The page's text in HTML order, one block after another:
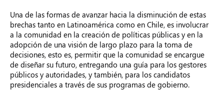
Una de las formas de avanzar hacia la disminución de estas
brechas tanto en Latinoamérica como en Chile, es involucrar
a la comunidad en la creación de políticas públicas y en la
adopción de una visión de largo plazo para la toma de
decisiones, esto es, permitir que la comunidad se encargue
de diseñar su futuro, entregando una guía para los gestores
públicos y autoridades, y también, para los candidatos
presidenciales a través de sus programas de gobierno.